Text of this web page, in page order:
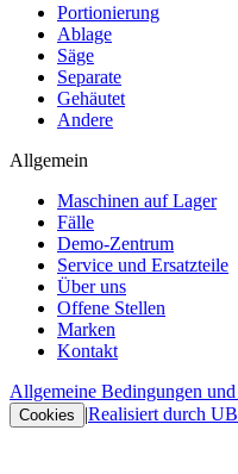
Portionierung
Ablage
Säge
Separate
Gehäutet
Andere
Allgemein
Maschinen auf Lager
Fälle
Demo-Zentrum
Service und Ersatzteile
Über uns
Offene Stellen
Marken
Kontakt
Allgemeine Bedingungen
Cookies |Realisiert durch